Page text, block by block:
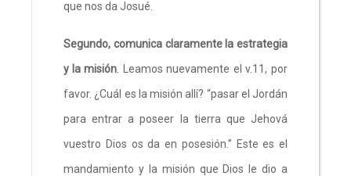
que nos da Josué.
Segundo, comunica claramente la estrategia
y la misión . Leamos nuevamente el v.11, por
favor. ¿Cuál es la misión allí? “pasar el Jordán
para entrar a poseer la tierra que Jehová
vuestro Dios os da en posesión.” Este es el
mandamiento y la misión que Dios le dio a